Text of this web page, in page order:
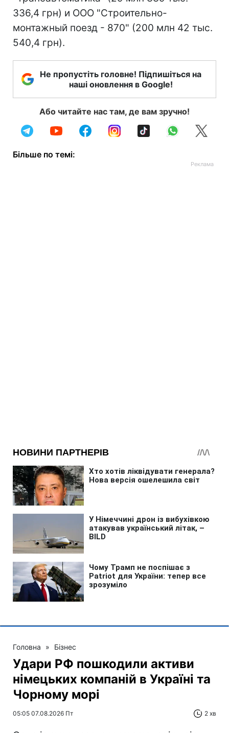
336,4 грн) и ООО "Строительно-
монтажный поезд - 870" (200 млн 42 тыс.
540,4 грн).
Не пропустіть головне! Підпишіться на
наші оновлення в Google!
Або читайте нас там, де вам зручно!
Більше по темі:
Головна » Бізнес
Удари РФ пошкодили активи
німецьких компаній в Україні та
Чорному морі
05:05 07.08.2026 Пт 2 хв